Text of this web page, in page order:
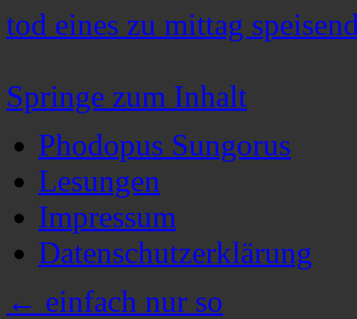
tod eines zu mittag
Springe zum Inhalt
Phodopus Sungorus
Lesungen
Impressum
Datenschutzerklärung
← einfach nur so